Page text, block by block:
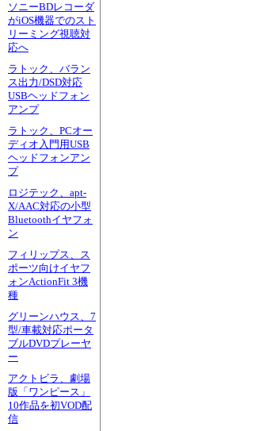
ソニーBDレコーダ
がiOS機器でのスト
リーミング視聴対
応へ
ラトック、バラン
ス出力/DSD対応
USBヘッドフォン
アンプ
ラトック、PCオー
ディオ入門用USB
ヘッドフォンアン
プ
ロジテック、apt-
X/AAC対応の小型
Bluetoothイヤフォ
ン
フィリップス、ス
ポーツ向けイヤフ
ォンActionFit 3機
種
グリーンハウス、7
型/車載対応ポータ
ブルDVDプレーヤ
ー
アクトビラ、劇場
版「ワンピース」
10作品を初VOD配
信